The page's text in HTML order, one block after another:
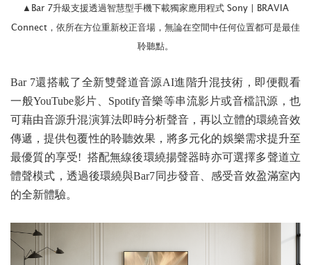
▲ Bar 7升級支援透過智慧型手機下載獨家應用程式 Sony | BRAVIA
Connect，依所在方位重新校正音場，無論在空間中任何位置都可是最佳
聆聽點。
Bar 7還搭載了全新雙聲道音源AI進階升混技術，即便觀看
一般YouTube影片、Spotify音樂等串流影片或音檔訊源，也
可藉由音源升混演算法即時分析聲音，再以立體的環繞音效
傳遞，提供包覆性的聆聽效果，將多元化的娛樂需求提升至
最優質的享受! 搭配無線後環繞揚聲器時亦可選擇多聲道立
體聲模式，透過後環繞與Bar7同步發音、感受音效盈滿室內
的全新體驗。